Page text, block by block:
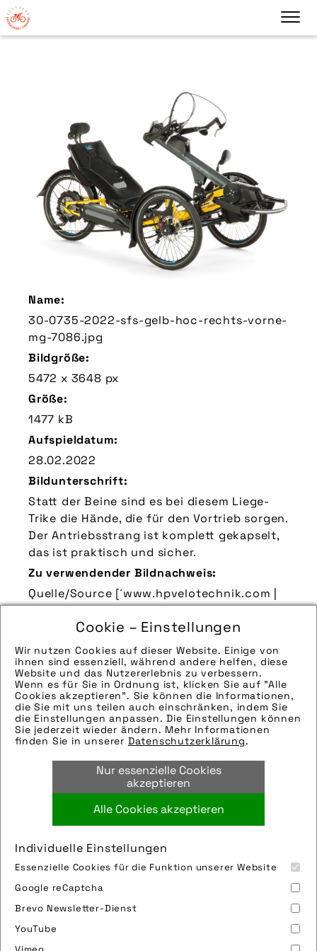
Cookie – Einstellungen
Wir nutzen Cookies auf dieser Website. Einige von
ihnen sind essenziell, während andere helfen, diese
Website und das Nutzererlebnis zu verbessern.
Wenn es für Sie in Ordnung ist, klicken Sie auf "Alle
Cookies akzeptieren". Sie können die Informationen,
die Sie mit uns teilen auch einschränken, indem Sie
die Einstellungen anpassen. Die Einstellungen können
Sie jederzeit wieder ändern. Mehr Informationen
finden Sie in unserer Datenschutzerklärung.
Nur essenzielle Cookies
akzeptieren
Alle Cookies akzeptieren
Individuelle Einstellungen
Essenzielle Cookies für die Funktion unserer Website
Google reCaptcha
Brevo Newsletter-Dienst
YouTube
Name:
30-0735-2022-sfs-gelb-hoc-rechts-vorne-
mg-7086.jpg
Bildgröße:
5472 x 3648 px
Größe:
1477 kB
Aufspieldatum:
28.02.2022
Bildunterschrift:
Statt der Beine sind es bei diesem Liege-
Trike die Hände, die für den Vortrieb sorgen.
Der Antriebsstrang ist komplett gekapselt,
das ist praktisch und sicher.
Zu verwendender Bildnachweis:
Quelle/Source [´www.hpvelotechnik.com |
pd-f´]
Technik-Info:
Hinweise zur weiteren Recherche:
Modellname: Hands-On-Cycle | Handbike-
Antrieb
Hersteller: HP Velotechnik
Tags:
behinderung,handbike,hands-on-cycle
velotechnik,hp velotechnik gmbh & co kg
liegedreirad,liegerad,
Bild downloaden